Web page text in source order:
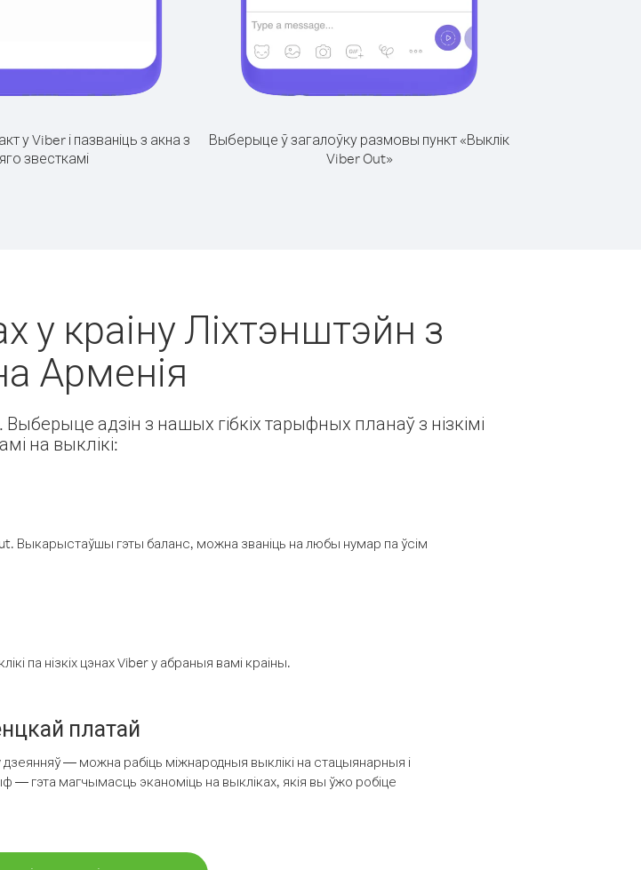
у Viber і пазваніць з акна з
яго звесткамі
Выберыце ў загалоўку размовы пункт «Выклік
Viber Out»
у краіну Ліхтэнштэйн з
Арменія
адзін з нашых гібкіх тарыфных планаў з нізкімі
на выклікі:
Выкарыстаўшы гэты баланс, можна званіць на любы нумар па ўсім
па нізкіх цэнах Viber у абраныя вамі краіны.
платай
— можна рабіць міжнародныя выклікі на стацыянарныя і
— гэта магчымасць эканоміць на выкліках, якія вы ўжо робіце